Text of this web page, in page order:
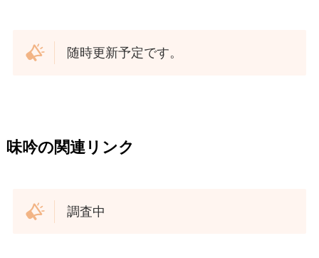
随時更新予定です。
味吟の関連リンク
調査中